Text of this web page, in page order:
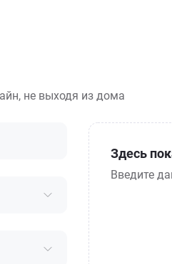
не выходя из дома
Здесь
Введите